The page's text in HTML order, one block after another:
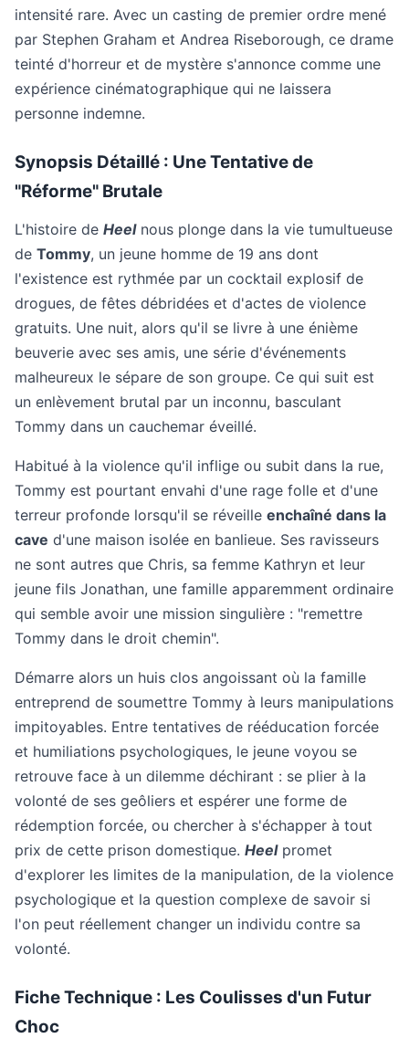
intensité rare. Avec un casting de premier ordre mené
par Stephen Graham et Andrea Riseborough, ce drame
teinté d'horreur et de mystère s'annonce comme une
expérience cinématographique qui ne laissera
personne indemne.
Synopsis Détaillé : Une Tentative de
"Réforme" Brutale
L'histoire de Heelnous plonge dans la vie tumultueuse
de Tommy, un jeune homme de 19 ans dont
l'existence est rythmée par un cocktail explosif de
drogues, de fêtes débridées et d'actes de violence
gratuits. Une nuit, alors qu'il se livre à une énième
beuverie avec ses amis, une série d'événements
malheureux le sépare de son groupe. Ce qui suit est
un enlèvement brutal par un inconnu, basculant
Tommy dans un cauchemar éveillé.
Habitué à la violence qu'il inflige ou subit dans la rue,
Tommy est pourtant envahi d'une rage folle et d'une
terreur profonde lorsqu'il se réveille enchaîné dans la
cave d'une maison isolée en banlieue. Ses ravisseurs
ne sont autres que Chris, sa femme Kathryn et leur
jeune fils Jonathan, une famille apparemment ordinaire
qui semble avoir une mission singulière : "remettre
Tommy dans le droit chemin".
Démarre alors un huis clos angoissant où la famille
entreprend de soumettre Tommy à leurs manipulations
impitoyables. Entre tentatives de rééducation forcée
et humiliations psychologiques, le jeune voyou se
retrouve face à un dilemme déchirant : se plier à la
volonté de ses geôliers et espérer une forme de
rédemption forcée, ou chercher à s'échapper à tout
prix de cette prison domestique. Heelpromet
d'explorer les limites de la manipulation, de la violence
psychologique et la question complexe de savoir si
l'on peut réellement changer un individu contre sa
volonté.
Fiche Technique : Les Coulisses d'un Futur
Choc